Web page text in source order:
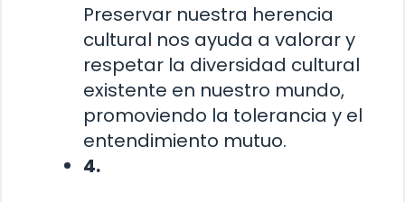
Preservar nuestra herencia
cultural nos ayuda a valorar y
respetar la diversidad cultural
existente en nuestro mundo,
promoviendo la tolerancia y el
entendimiento mutuo.
4.